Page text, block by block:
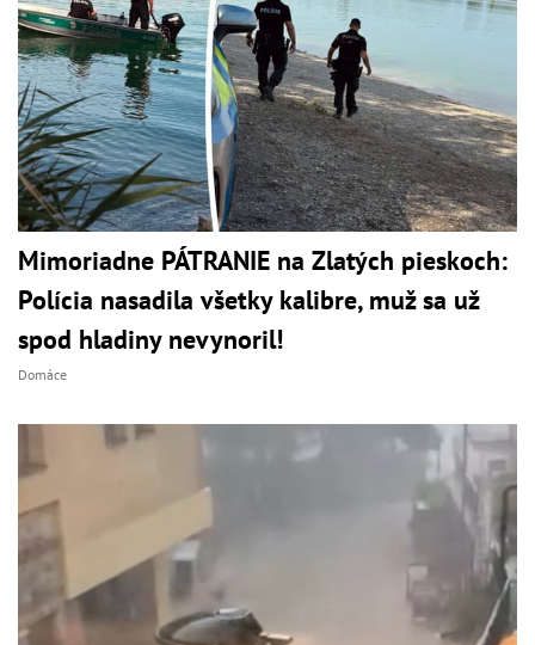
Mimoriadne PÁTRANIE na Zlatých pieskoch:
Polícia nasadila všetky kalibre, muž sa už
spod hladiny nevynoril!
Domáce